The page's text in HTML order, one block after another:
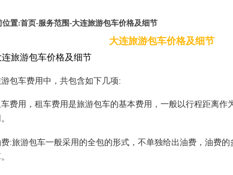
位置:首页-服务范围-大连旅游包车价格及细节
大连旅游包车价格及细节
连旅游包车价格及细节
包车费用中，共包含如下几项:
费用，租车费用是旅游包车的基本费用，一般以行程距离作
:旅游包车一般采用的全包的形式，不单独给出油费，油费